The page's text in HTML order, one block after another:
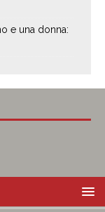
e una donna: